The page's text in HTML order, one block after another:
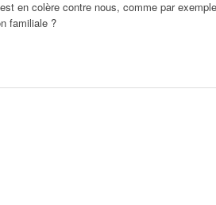
en colère contre nous, comme par exemple
familiale ?